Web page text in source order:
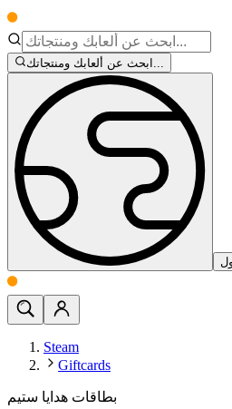
ابحث عن ألعابك ومنتجاتك...
Steam
Giftcards
بطاقات هدايا ستيم